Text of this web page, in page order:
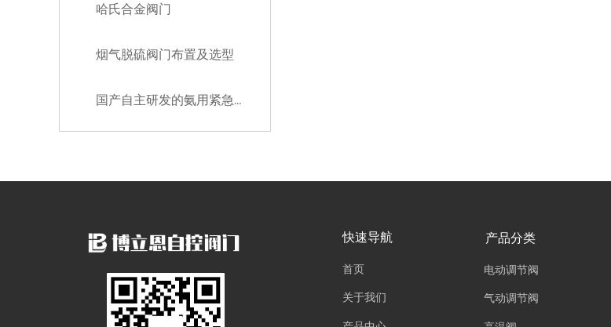
哈氏合金阀门
烟气脱硫阀门布置及选型
国产自主研发的氨用紧急切断阀
产品分类
快速导航
首页
关于我们
电动调节阀
气动调节阀